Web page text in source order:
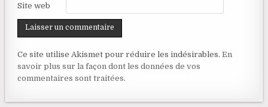
Site web
Ce site utilise Akismet pour réduire les indésirables.En
savoir plus sur la façon dont les données de vos
commentaires sont traitées.